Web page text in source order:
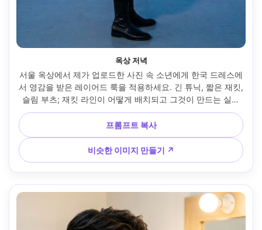
옥상 저녁
서울 옥상에서 제가 업로드한 사진 속 소년에게 한국 드레스에
서 영감을 받은 레이어드 룩을 적용하세요. 긴 튜닉, 짧은 재킷,
슬림 부츠; 재킷 라인이 어떻게 배치되고 그것이 만드는 실루
엣을 어깨에 강조하세요. 도시 스카이라인 배경, 블루 아워 분
위기, 캐논 R6 II, 50mm, 수직 3/4 샷, 시네마틱 컬러 등급, 자
연스러운 그림자, 선명한 디테일 --ar 4:5
프롬프트 복사
비슷한 이미지 만들기 ↗